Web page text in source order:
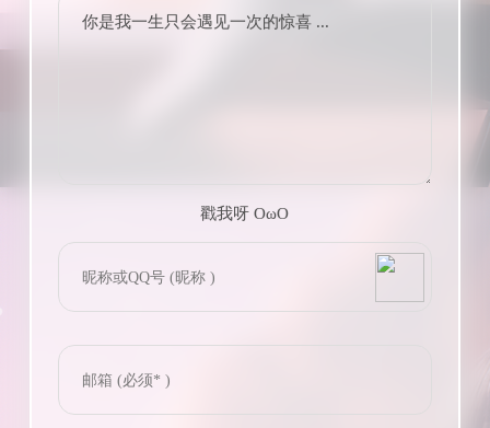
你是我一生只会遇见一次的惊喜 ...
戳我呀 OωO
Tieba